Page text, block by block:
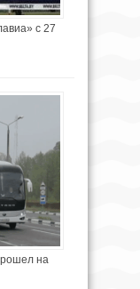
с 27
на